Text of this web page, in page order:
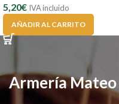
5,20€ IVA incluido
AÑADIR AL CARRITO
Armería Mateo